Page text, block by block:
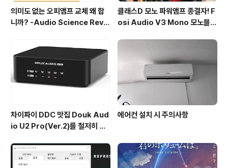
의미도 없는 오피앰프 교체 왜 합
니까? -Audio Science Revie
클래스D 모노 파워앰프 종결자! F
osi Audio V3 Mono 모노블럭
차이파이 DDC 맛집 Douk Aud
io U2 Pro(Ver.2)를 철저히 파
에어컨 설치 시 주의사항